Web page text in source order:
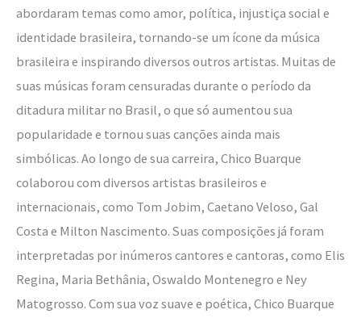
abordaram temas como amor, política, injustiça social e
identidade brasileira, tornando-se um ícone da música
brasileira e inspirando diversos outros artistas. Muitas de
suas músicas foram censuradas durante o período da
ditadura militar no Brasil, o que só aumentou sua
popularidade e tornou suas canções ainda mais
simbólicas. Ao longo de sua carreira, Chico Buarque
colaborou com diversos artistas brasileiros e
internacionais, como Tom Jobim, Caetano Veloso, Gal
Costa e Milton Nascimento. Suas composições já foram
interpretadas por inúmeros cantores e cantoras, como Elis
Regina, Maria Bethânia, Oswaldo Montenegro e Ney
Matogrosso. Com sua voz suave e poética, Chico Buarque